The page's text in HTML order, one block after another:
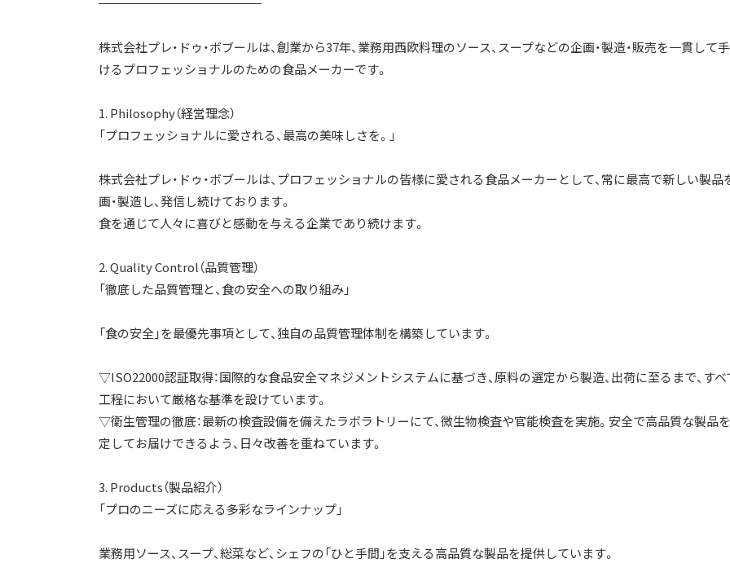
株式会社プレ・ドゥ・ボブールは、創業から37年、業務用西欧料理のソース、スープなどの企画・製造・販売を一貫して
けるプロフェッショナルのための食品メーカーです。
1. Philosophy（経営理念）
「プロフェッショナルに愛される、最高の美味しさを。」
株式会社プレ・ドゥ・ボブールは、プロフェッショナルの皆様に愛される食品メーカーとして、常に最高で新しい製品
画・製造し、発信し続けております。
食を通じて人々に喜びと感動を与える企業であり続けます。
2. Quality Control（品質管理）
「徹底した品質管理と、食の安全への取り組み」
「食の安全」を最優先事項として、独自の品質管理体制を構築しています。
▽ISO22000認証取得：国際的な食品安全マネジメントシステムに基づき、原料の選定から製造、出荷に至るまで、すべ
工程において厳格な基準を設けています。
▽衛生管理の徹底：最新の検査設備を備えたラボラトリーにて、微生物検査や官能検査を実施。安全で高品質な製品
定してお届けできるよう、日々改善を重ねています。
3. Products（製品紹介）
「プロのニーズに応える多彩なラインナップ」
業務用ソース、スープ、総菜など、シェフの「ひと手間」を支える高品質な製品を提供しています。